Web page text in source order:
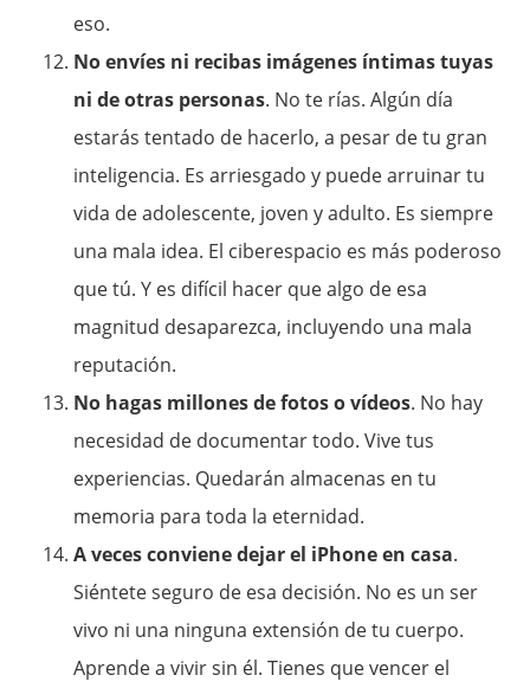
eso.
No envíes ni recibas imágenes íntimas tuyas
ni de otras personas. No te rías. Algún día
estarás tentado de hacerlo, a pesar de tu gran
inteligencia. Es arriesgado y puede arruinar tu
vida de adolescente, joven y adulto. Es siempre
una mala idea. El ciberespacio es más poderoso
que tú. Y es difícil hacer que algo de esa
magnitud desaparezca, incluyendo una mala
reputación.
No hagas millones de fotos o vídeos. No hay
necesidad de documentar todo. Vive tus
experiencias. Quedarán almacenas en tu
memoria para toda la eternidad.
A veces conviene dejar el iPhone en casa.
Siéntete seguro de esa decisión. No es un ser
vivo ni una ninguna extensión de tu cuerpo.
Aprende a vivir sin él. Tienes que vencer el